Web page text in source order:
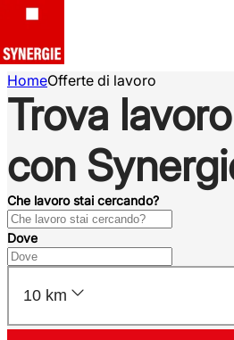
HomeOfferte di lavoro
Trova lavoro
con
Che lavoro stai cercando?
Dove
10 km